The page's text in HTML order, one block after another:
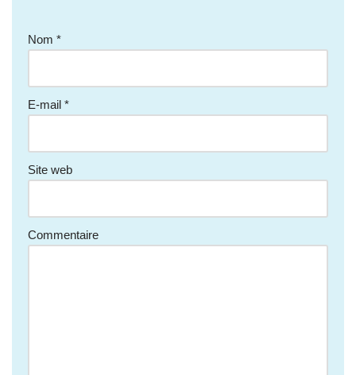
Nom *
E-mail *
Site web
Commentaire